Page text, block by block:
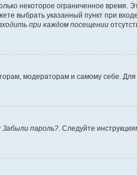
некоторое ограниченное время.
выбрать указанный пункт при
при каждом посещении
модераторам и самому себе.
Забыли пароль? . Следуйте